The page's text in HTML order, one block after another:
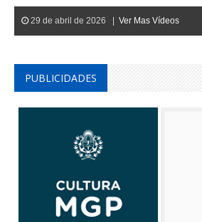
29 de abril de 2026 | Ver Mas Vídeos
PUBLICIDADES